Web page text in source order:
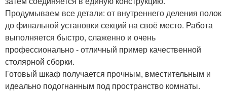
Продумываем все детали: от внутреннего деления полок
до финальной установки секций на своё место. Работа
выполняется быстро, слаженно и очень
профессионально - отличный пример качественной
столярной сборки.
Готовый шкаф получается прочным, вместительным и
идеально подогнанным под пространство комнаты.